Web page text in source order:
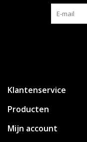
Klantenservice
Producten
Mijn account